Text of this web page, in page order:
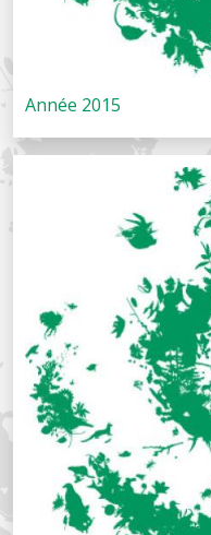
Année 2015